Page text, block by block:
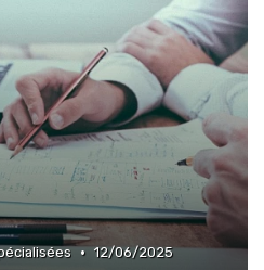
• 12/06/2025